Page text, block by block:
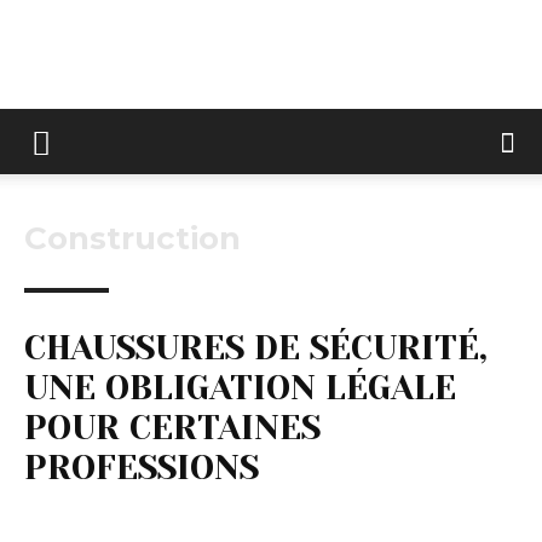
Keltravo
Construction
CHAUSSURES DE SÉCURITÉ,
UNE OBLIGATION LÉGALE
POUR CERTAINES
PROFESSIONS